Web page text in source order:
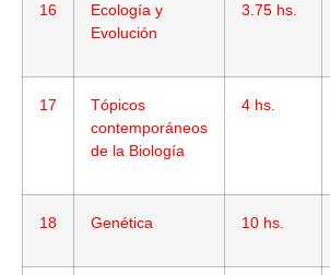
16
Ecología y
Evolución
3.75 hs.
17
Tópicos
contemporáneos
de la Biología
4 hs.
18 Genética 10 hs.